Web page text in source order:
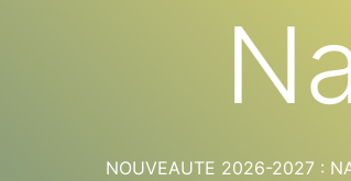
NOUVEAUTE 2026-2027 :